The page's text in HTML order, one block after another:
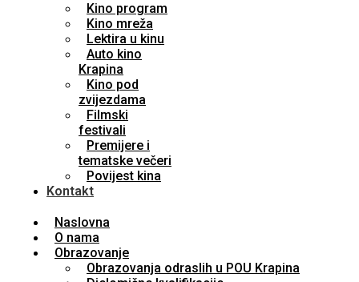
Kino program
Kino mreža
Lektira u kinu
Auto kino
Krapina
Kino pod
zvijezdama
Filmski
festivali
Premijere i
tematske večeri
Povijest kina
Kontakt
Naslovna
O nama
Obrazovanje
Obrazovanja odraslih u POU Krapina